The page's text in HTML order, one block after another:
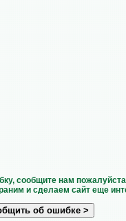
сообщите нам
и сделаем сайт еще